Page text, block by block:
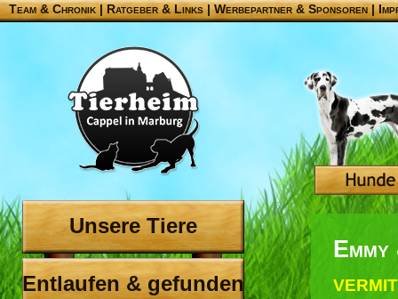
Team & Chronik |Ratgeber & Links|Werbepartner & Sponsoren|
Unsere Tiere
Entlaufen & gefunden